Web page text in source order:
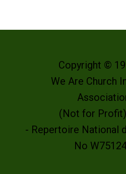
Copyright ©
We Are Church
(Not for
- Repertoire National
No